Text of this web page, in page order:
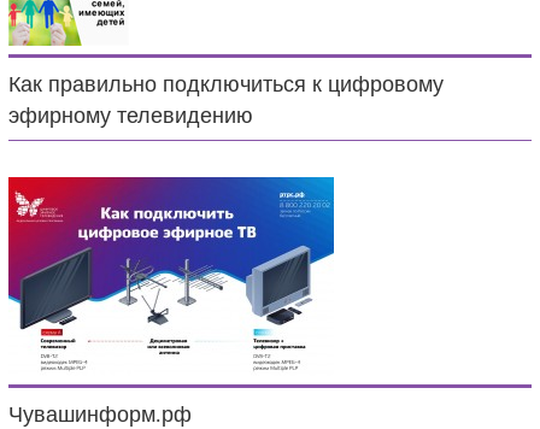
Как правильно подключиться к цифровому
эфирному телевидению
Чувашинформ.рф